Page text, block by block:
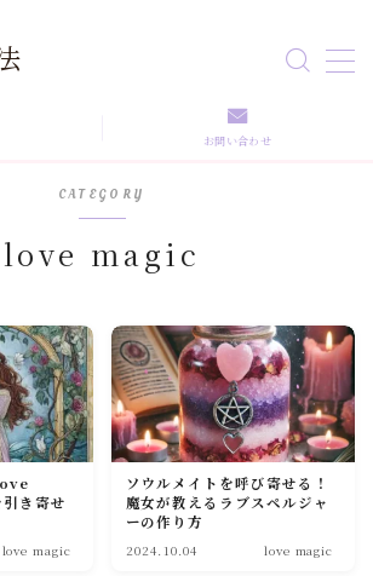
お問い合わせ
CATEGORY
love magic
き寄せ
love magic
ソウルメイトを呼び寄せる！
魔女が教えるラブスペルジャ
ーの作り方
2024.10.04 love magic